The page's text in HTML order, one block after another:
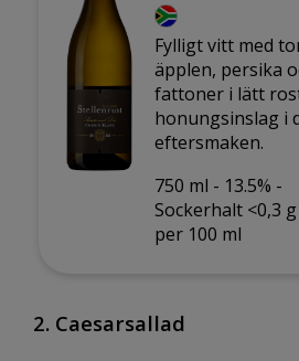
Fylligt vitt med
äpplen, persika
fattoner i lätt
honungsinslag i
eftersmaken.
750 ml - 13.5% -
Sockerhalt <0,3 g
per 100 ml
2. Caesarsallad